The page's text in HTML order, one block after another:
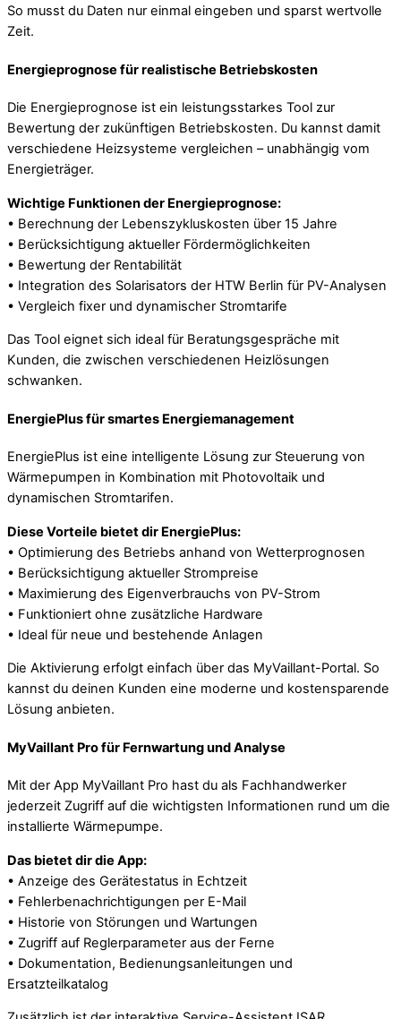
So musst du Daten nur einmal eingeben und sparst wertvolle
Zeit.
Energieprognose für realistische Betriebskosten
Die Energieprognose ist ein leistungsstarkes Tool zur
Bewertung der zukünftigen Betriebskosten. Du kannst damit
verschiedene Heizsysteme vergleichen – unabhängig vom
Energieträger.
Wichtige Funktionen der Energieprognose:
• Berechnung der Lebenszykluskosten über 15 Jahre
• Berücksichtigung aktueller Fördermöglichkeiten
• Bewertung der Rentabilität
• Integration des Solarisators der HTW Berlin für PV-Analysen
• Vergleich fixer und dynamischer Stromtarife
Das Tool eignet sich ideal für Beratungsgespräche mit
Kunden, die zwischen verschiedenen Heizlösungen
schwanken.
EnergiePlus für smartes Energiemanagement
EnergiePlus ist eine intelligente Lösung zur Steuerung von
Wärmepumpen in Kombination mit Photovoltaik und
dynamischen Stromtarifen.
Diese Vorteile bietet dir EnergiePlus:
• Optimierung des Betriebs anhand von Wetterprognosen
• Berücksichtigung aktueller Strompreise
• Maximierung des Eigenverbrauchs von PV-Strom
• Funktioniert ohne zusätzliche Hardware
• Ideal für neue und bestehende Anlagen
Die Aktivierung erfolgt einfach über das MyVaillant-Portal. So
kannst du deinen Kunden eine moderne und kostensparende
Lösung anbieten.
MyVaillant Pro für Fernwartung und Analyse
Mit der App MyVaillant Pro hast du als Fachhandwerker
jederzeit Zugriff auf die wichtigsten Informationen rund um die
installierte Wärmepumpe.
Das bietet dir die App:
• Anzeige des Gerätestatus in Echtzeit
• Fehlerbenachrichtigungen per E-Mail
• Historie von Störungen und Wartungen
• Zugriff auf Reglerparameter aus der Ferne
• Dokumentation, Bedienungsanleitungen und
Ersatzteilkatalog